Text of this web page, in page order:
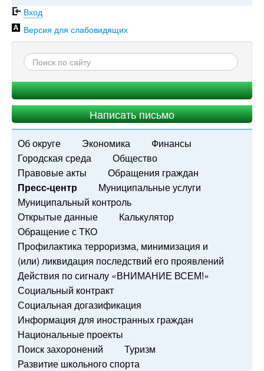
Вход
Версия для слабовидящих
Написать письмо
Об округе Экономика
Финансы
Городская среда
Общество
Правовые акты
Обращения граждан
Пресс-центр
Муниципальные услуги
Муниципальный контроль
Открытые данные
Калькулятор
Обращение с ТКО
Профилактика терроризма, минимизация и
(или) ликвидация последствий его проявлений
Действия по сигналу «ВНИМАНИЕ ВСЕМ!»
Социальный контракт
Социальная догазификация
Информация для иностранных граждан
Национальные проекты
Поиск захоронений
Туризм
Развитие школьного спорта